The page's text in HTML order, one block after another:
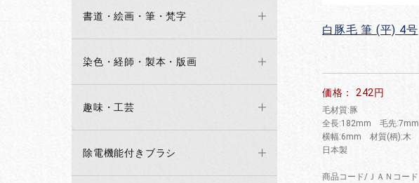
書道・絵画・筆・梵字
染色・経師・製本・版画
趣味・工芸
除電機能付きブラシ
白豚毛 筆 (平) 4号
価格： 242円
毛材質:豚
全長:182mm 毛先:7mm
横幅:6mm 材質(柄):木
日本製
商品コード/ＪＡＮコード